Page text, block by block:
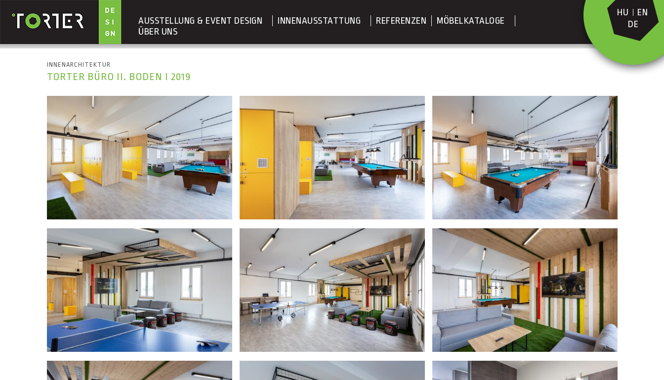
Direkt zum Inhalt
AUSSTELLUNG & EVENT DESIGN INNENAUSSTATTUNG REFERENZEN
MÖBELKATALOGE
ÜBER UNS
HU
EN
DE
INNENARCHITEKTUR
TORTER BÜRO II. BODEN I 2019